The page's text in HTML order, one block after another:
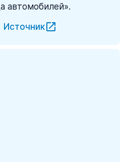
автомобилей».
Источник